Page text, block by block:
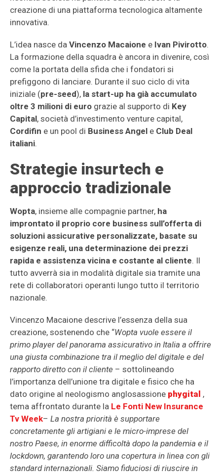
creazione di una piattaforma tecnologica altamente
innovativa.
L’idea nasce da Vincenzo Macaione e Ivan Pivirotto.
La formazione della squadra è ancora in divenire, così
come la portata della sfida che i fondatori si
prefiggono di lanciare. Durante il suo ciclo di vita
iniziale (pre-seed), la start-up ha già accumulato
oltre 3 milioni di euro grazie al supporto di Key
Capital, società d’investimento venture capital,
Cordifin e un pool di Business Angel e Club Deal
italiani.
Strategie insurtech e
approccio tradizionale
Wopta, insieme alle compagnie partner, ha
improntato il proprio core business sull’offerta di
soluzioni assicurative personalizzate, basate su
esigenze reali, una determinazione dei prezzi
rapida e assistenza vicina e costante al cliente. Il
tutto avverrà sia in modalità digitale sia tramite una
rete di collaboratori operanti lungo tutto il territorio
nazionale.
Vincenzo Macaione descrive l’essenza della sua
creazione, sostenendo che “Wopta vuole essere il
primo player del panorama assicurativo in Italia a offrire
una giusta combinazione tra il meglio del digitale e del
rapporto diretto con il cliente – sottolineando
l’importanza dell’unione tra digitale e fisico che ha
dato origine al neologismo anglosassione phygital ,
tema affrontato durante la Le Fonti New Insurance
Tv Week– La nostra priorità è supportare
concretamente gli artigiani e le micro-imprese del
nostro Paese, in enorme difficoltà dopo la pandemia e il
lockdown, garantendo loro una copertura in linea con gli
standard internazionali. Siamo fiduciosi di riuscire in